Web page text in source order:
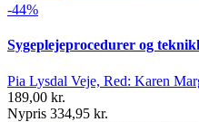
-44%
Sygeplejeprocedurer og
Pia Lysdal Veje, Red: Karen
189,00 kr.
Nypris 334,95 kr.